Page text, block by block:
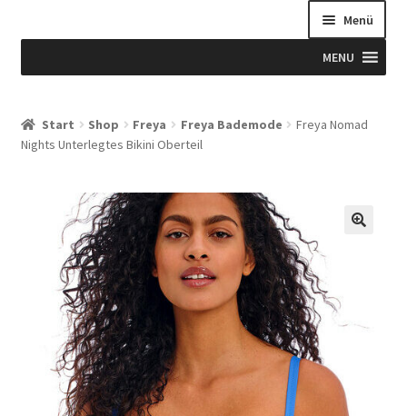
Menü
MENU
Allgemeine Geschäftsbedingungen
Beispiel-Seite
Blogue
Start Shop Freya Freya Bademode
Freya Nomad
Nights Unterlegtes Bikini Oberteil